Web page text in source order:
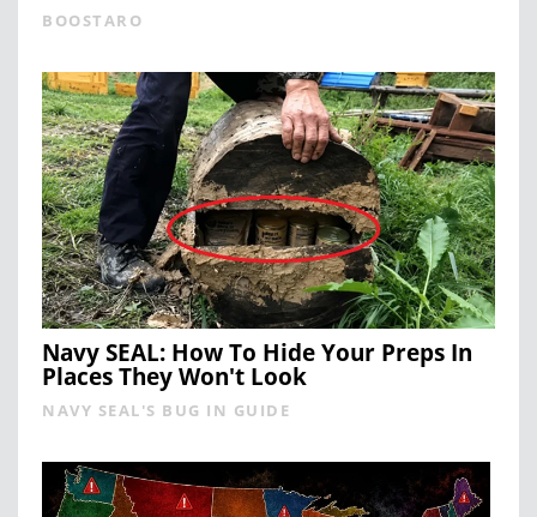
BOOSTARO
Navy SEAL: How To Hide Your Preps In
Places They Won't Look
NAVY SEAL'S BUG IN GUIDE